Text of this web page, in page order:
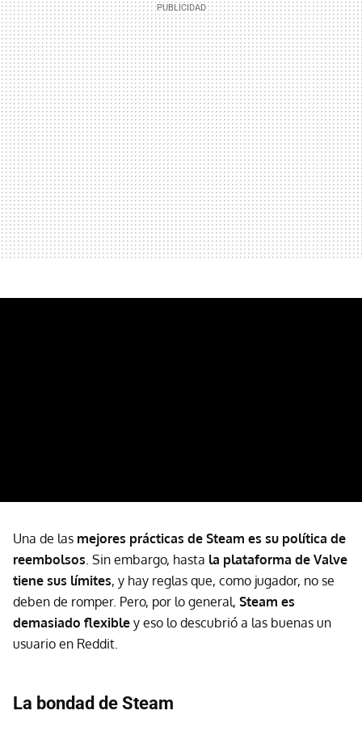
Una de las mejores prácticas de Steam es su política de
reembolsos. Sin embargo, hasta la plataforma de Valve
tiene sus límites, y hay reglas que, como jugador, no se
deben de romper. Pero, por lo general, Steam es
demasiado flexible y eso lo descubrió a las buenas un
usuario en Reddit.
La bondad de Steam